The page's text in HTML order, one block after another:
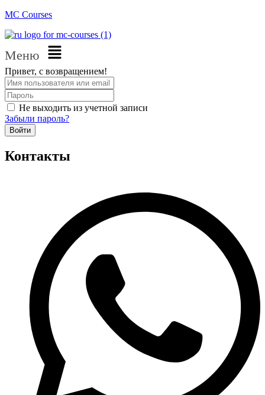
MC Courses
Меню
Привет, с возвращением!
Не выходить из учетной записи
Забыли пароль?
Войти
Контакты